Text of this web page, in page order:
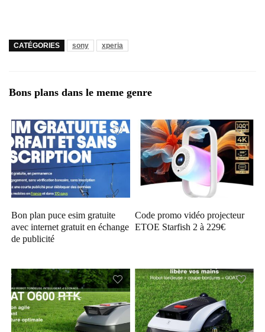
CATÉGORIES sony xperia
Bons plans dans le meme genre
Bon plan puce esim gratuite
avec internet gratuit en échange
de publicité
Code promo vidéo projecteur
ETOE Starfish 2 à 229€